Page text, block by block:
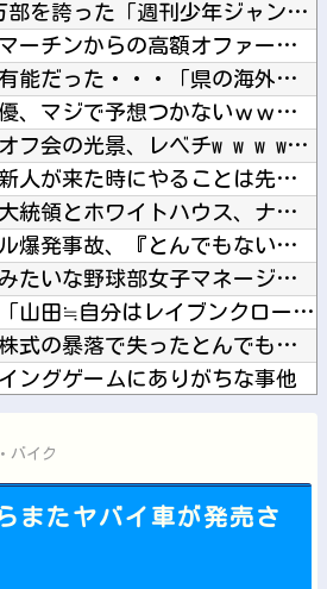
【悲報】かつて650万部を誇った「週刊少年ジャンプ」、ついに...
ベアマンがアストンマーチンからの高額オファーを拒否してフェラ...
兵庫・斎藤知事、超有能だった・・・「県の海外事務所はすべて閉...
令和版両津勘吉の声優、マジで予想つかないｗｗｗｗ他
【画像】アイドルのオフ会の光景、レベチw w w w w w...
【ウマ娘】ルラち、新人が来た時にやることは先ずパンレスだ。他
【ワロタ】トランプ大統領とホワイトハウス、ナルトに自分の顔を...
【衝撃】イオンモール爆発事故、『とんでもない事実』が判明して...
【画像】∧∨の設定みたいな野球部女子マネージャーが発見される...
【悲報】みい山作者「山田≒自分はレイブンクロー、みいちゃんは...
韓国人「韓国が韓国株式の暴落で失ったとんでもない規模の国民年...
ングゲームにありがちな事他
バイク
らまたヤバイ車が発売さ